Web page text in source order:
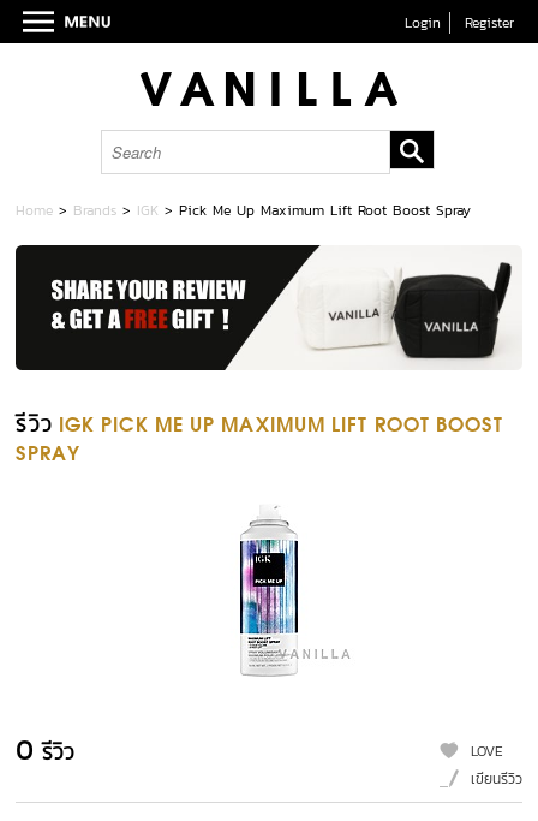
Login Register
Home > Brands > IGK >Pick Me Up Maximum Lift Root Boost Spray
รีวิว IGK PICK ME UP MAXIMUM LIFT ROOT BOOST
SPRAY
0 รีวิว
LOVE
เขียนรีวิว